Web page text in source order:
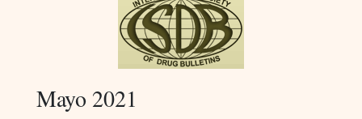
Mayo 2021